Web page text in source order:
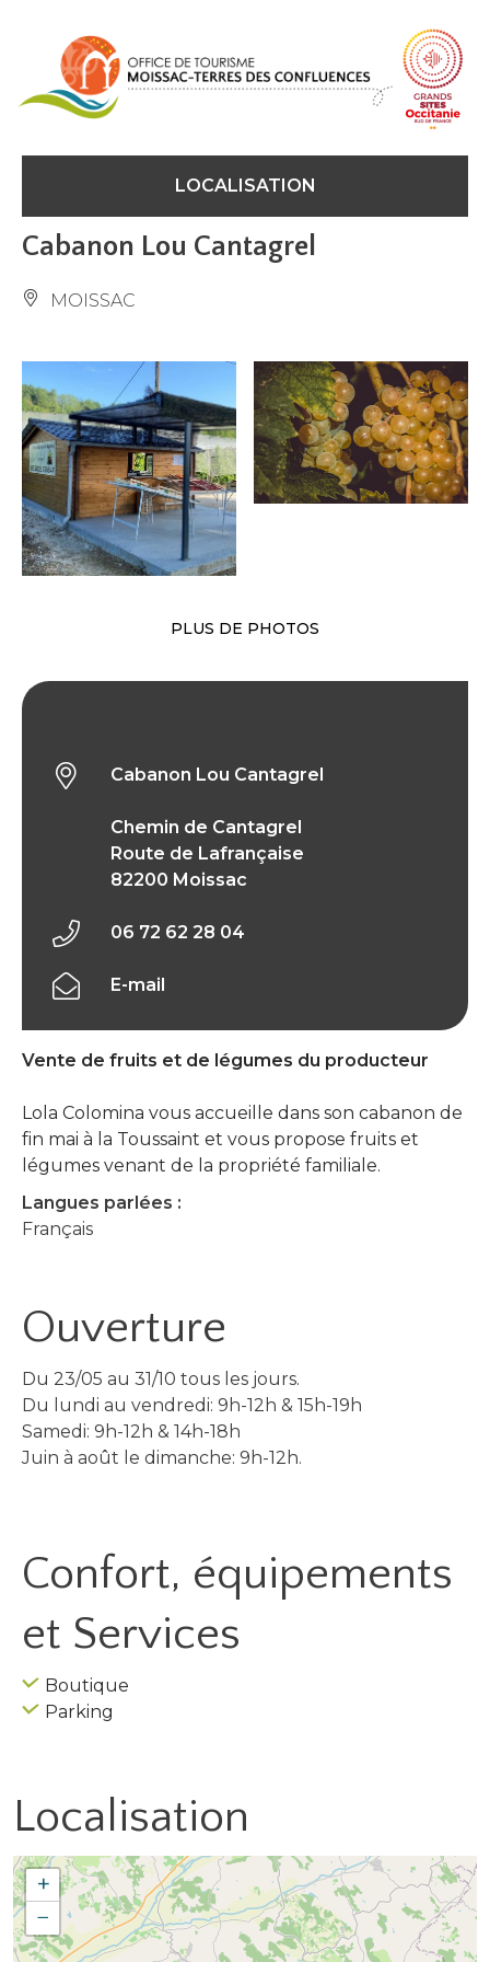
LOCALISATION
Cabanon Lou Cantagrel
MOISSAC
PLUS DE PHOTOS
Vente de fruits et de légumes du producteur
Lola Colomina vous accueille dans son cabanon de
fin mai à la Toussaint et vous propose fruits et
légumes venant de la propriété familiale.
Langues parlées :
Français
Ouverture
Du 23/05 au 31/10 tous les jours.
Du lundi au vendredi: 9h-12h & 15h-19h
Samedi: 9h-12h & 14h-18h
Juin à août le dimanche: 9h-12h.
Confort, équipements
et Services
Boutique
Parking
Cabanon Lou Cantagrel
Chemin de Cantagrel
Route de Lafrançaise
82200 Moissac
06 72 62 28 04
E-mail
Localisation
+
−